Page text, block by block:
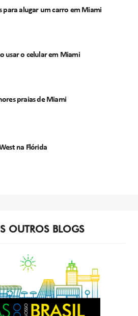
para alugar um carro em Miami
usar o celular em Miami
praias de Miami
na Flórida
OUTROS BLOGS